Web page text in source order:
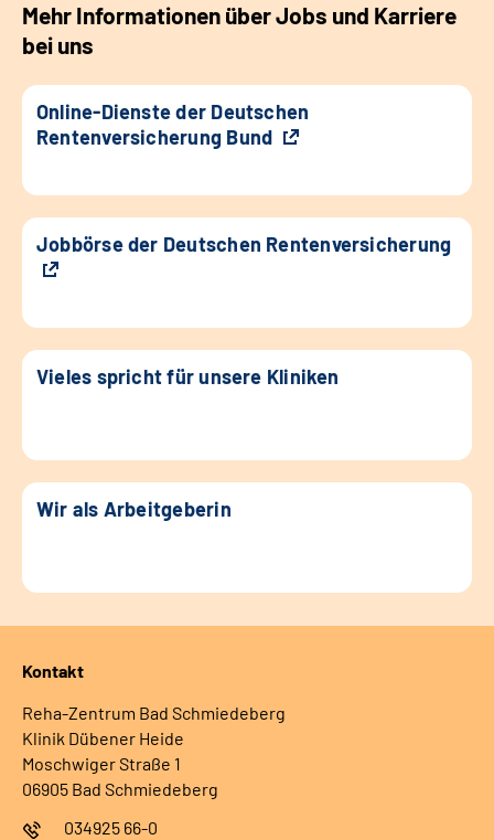
Mehr Informationen über Jobs und Karriere
bei uns
Online-Dienste der Deutschen
Rentenversicherung Bund
Jobbörse der Deutschen Rentenversicherung
Vieles spricht für unsere Kliniken
Wir als Arbeitgeberin
Kontakt
Reha-Zentrum Bad Schmiedeberg
Klinik Dübener Heide
Moschwiger Straße 1
06905 Bad Schmiedeberg
034925 66-0